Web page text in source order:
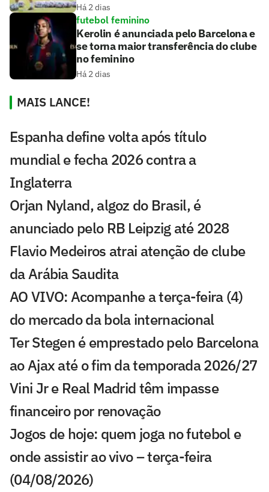
Há 2 dias
futebol feminino
Kerolin é anunciada pelo Barcelona e
se torna maior transferência do clube
no feminino
Há 2 dias
MAIS LANCE!
Espanha define volta após título
mundial e fecha 2026 contra a
Inglaterra
Orjan Nyland, algoz do Brasil, é
anunciado pelo RB Leipzig até 2028
Flavio Medeiros atrai atenção de clube
da Arábia Saudita
AO VIVO: Acompanhe a terça-feira (4)
do mercado da bola internacional
Ter Stegen é emprestado pelo Barcelona
ao Ajax até o fim da temporada 2026/27
Vini Jr e Real Madrid têm impasse
financeiro por renovação
Jogos de hoje: quem joga no futebol e
onde assistir ao vivo – terça-feira
(04/08/2026)